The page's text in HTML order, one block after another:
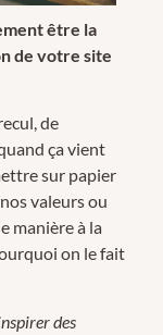
être la
de votre site
de
ça vient
sur papier
valeurs ou
manière à la
on le fait
des